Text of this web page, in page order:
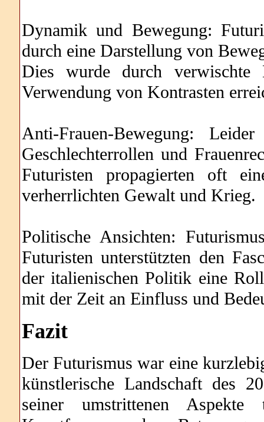
Dynamik und Bewegung:
durch eine Darstellung von
Dies wurde durch verwischte
Verwendung von Kontrasten
Anti-Frauen-Bewegung:
Geschlechterrollen und
Futuristen propagierten oft
verherrlichten Gewalt und Krieg.
Politische Ansichten:
Futuristen unterstützten den
der italienischen Politik eine
mit der Zeit an Einfluss und
Fazit
Der Futurismus war eine
künstlerische Landschaft des
seiner umstrittenen